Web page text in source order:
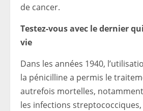
de cancer.
Testez-vous avec le dernier
vie
Dans les années 1940,
la pénicilline a permis le
autrefois mortelles,
les infections